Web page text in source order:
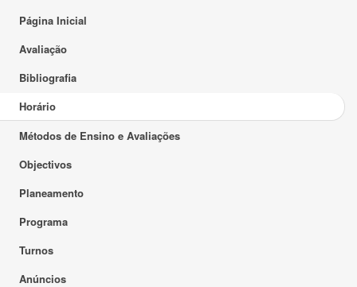
Página Inicial
Avaliação
Bibliografia
Horário
Métodos de Ensino e Avaliações
Objectivos
Planeamento
Programa
Turnos
Anúncios